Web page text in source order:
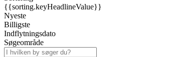
{{sorting.keyHeadlineValue}}
Nyeste
Billigste
Indflytningsdato
Søgeområde